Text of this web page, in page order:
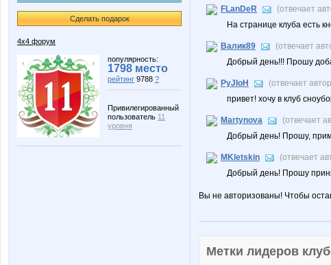
Сделать подарок
4х4 форум
популярность:
1798 место
рейтинг 9788 ?
Привилегированный
пользователь 11
уровня
FLanDeR (отвечает
На странице клуба есть
Валик89 (отвечает
Добрый день!!! Прошу
PyJIoH (отвечает
привет! хочу в клуб
Martynova (отвечает
Добрый день! Прошу,
MKletskin (отвечает
Добрый день! Прошу
Вы не авторизованы! Чтобы
Метки лидеров